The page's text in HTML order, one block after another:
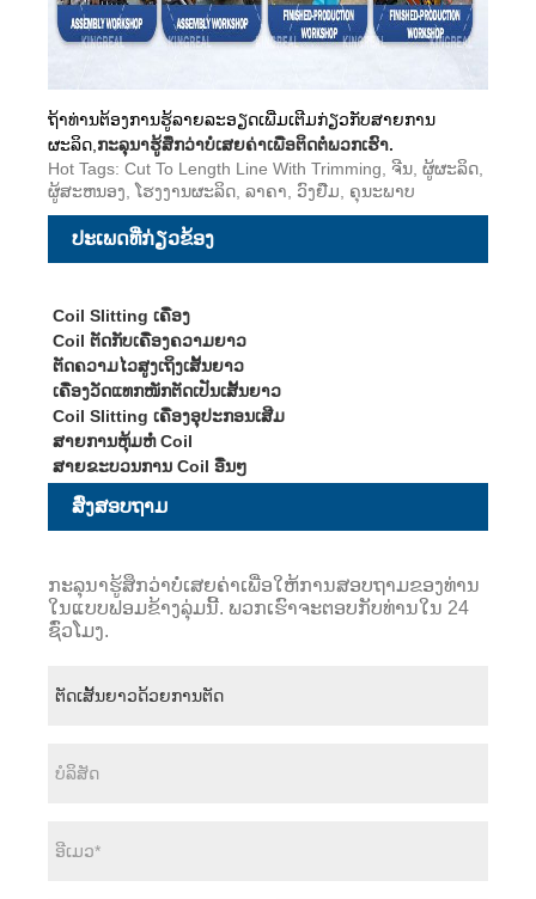
ຖ້າທ່ານຕ້ອງການຮູ້ລາຍລະອຽດເພີ່ມເຕີມກ່ຽວກັບສາຍການ
ຜະລິດ, ກະລຸນາຮູ້ສຶກວ່າບໍ່ເສຍຄ່າເພື່ອຕິດຕໍ່ພວກເຮົາ.
Hot Tags: Cut To Length Line With Trimming, ຈີນ, ຜູ້ຜະລິດ,
ຜູ້ສະຫນອງ, ໂຮງງານຜະລິດ, ລາຄາ, ວົງຢືມ, ຄຸນະພາບ
ປະເພດທີ່ກ່ຽວຂ້ອງ
Coil Slitting ເຄື່ອງ
Coil ຕັດກັບເຄື່ອງຄວາມຍາວ
ຕັດຄວາມໄວສູງເຖິງເສັ້ນຍາວ
ເຄື່ອງວັດແທກໜັກຕັດເປັນເສັ້ນຍາວ
Coil Slitting ເຄື່ອງອຸປະກອນເສີມ
ສາຍການຫຸ້ມຫໍ່ Coil
ສາຍຂະບວນການ Coil ອື່ນໆ
ສົ່ງສອບຖາມ
ກະລຸນາຮູ້ສຶກວ່າບໍ່ເສຍຄ່າເພື່ອໃຫ້ການສອບຖາມຂອງທ່ານ
ໃນແບບຟອມຂ້າງລຸ່ມນີ້. ພວກເຮົາຈະຕອບກັບທ່ານໃນ 24
ຊົ່ວໂມງ.